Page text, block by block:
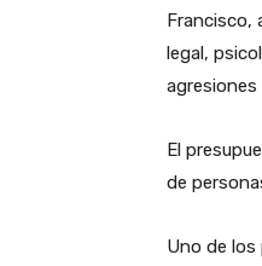
Francisco,
legal,
agresiones
El
de
Uno de